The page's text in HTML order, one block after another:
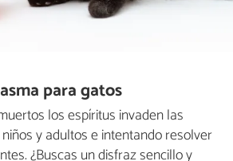
para gatos
los espíritus invaden las
y adultos e intentando resolver
¿Buscas un disfraz sencillo y